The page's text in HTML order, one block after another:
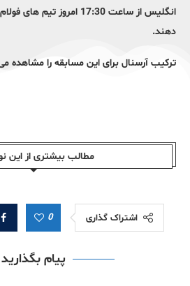
انگلیس از ساعت 17:30
دهند.
ترکیب آرسنال برای این مسابقه را مشاهده
مطالب بیشتری از این
اشتراک گذاری 0
پیام بگذارید